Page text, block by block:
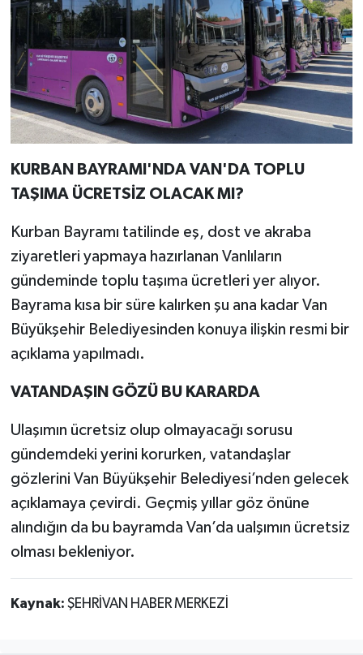
KURBAN BAYRAMI'NDA VAN'DA TOPLU
TAŞIMA ÜCRETSİZ OLACAK MI?
Kurban Bayramı tatilinde eş, dost ve akraba
ziyaretleri yapmaya hazırlanan Vanlıların
gündeminde toplu taşıma ücretleri yer alıyor.
Bayrama kısa bir süre kalırken şu ana kadar Van
Büyükşehir Belediyesinden konuya ilişkin resmi bir
açıklama yapılmadı.
VATANDAŞIN GÖZÜ BU KARARDA
Ulaşımın ücretsiz olup olmayacağı sorusu
gündemdeki yerini korurken, vatandaşlar
gözlerini Van Büyükşehir Belediyesi’nden gelecek
açıklamaya çevirdi. Geçmiş yıllar göz önüne
alındığın da bu bayramda Van’da ualşımın ücretsiz
olması bekleniyor.
Kaynak: ŞEHRİVAN HABER MERKEZİ